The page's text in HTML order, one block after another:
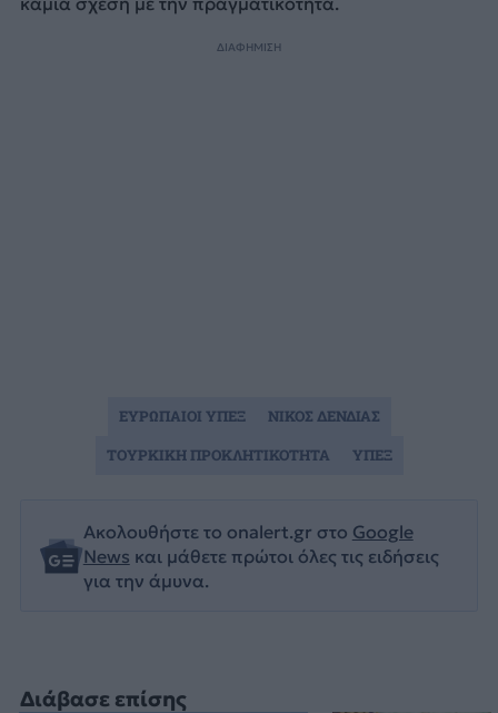
Διάβασε επίσης
ΔΙΑΦΗΜΙΣΗ
Ακολουθήστε το onalert.gr στο Google
News και μάθετε πρώτοι όλες τις ειδήσεις
για την άμυνα.
ΕΥΡΩΠΑΙΟΙ ΥΠΕΞ
ΝΙΚΟΣ ΔΕΝΔΙΑΣ
ΤΟΥΡΚΙΚΗ ΠΡΟΚΛΗΤΙΚΟΤΗΤΑ
ΥΠΕΞ